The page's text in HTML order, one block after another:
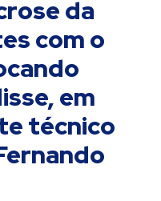
da
com o
em
técnico